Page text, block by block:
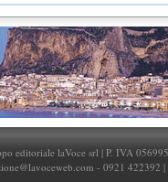
editoriale laVoce srl | P. IVA
- 0921 422392 |